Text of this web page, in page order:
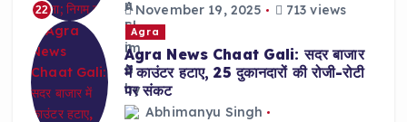
22
November 19, 2025
713 views
Agra
Agra News Chaat Gali: सदर बाजार
में काउंटर हटाए, 25 दुकानदारों की रोजी-रोटी
पर संकट
Abhimanyu Singh